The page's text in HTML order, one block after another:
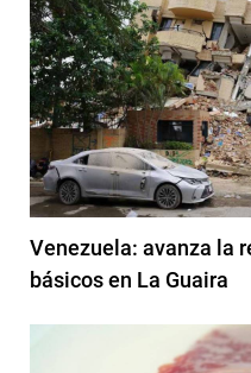
Venezuela: avanza la
básicos en La Guaira